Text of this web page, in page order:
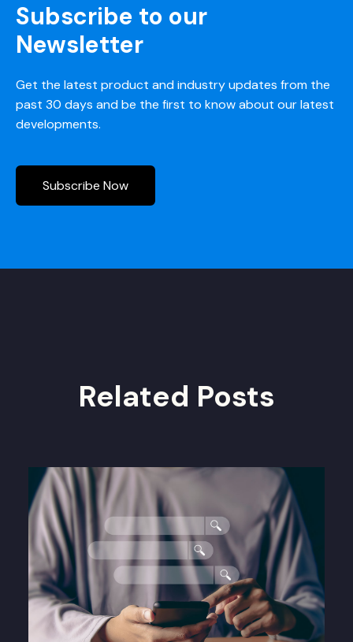
Subscribe to our
Newsletter
Get the latest product and industry updates from the
past 30 days and be the first to know about our latest
developments.
Subscribe Now
Related Posts